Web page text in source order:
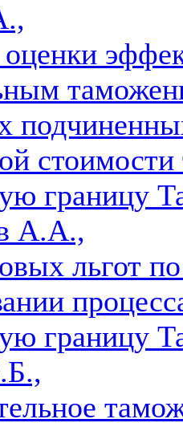
границу
А.А.,
льгот
границу